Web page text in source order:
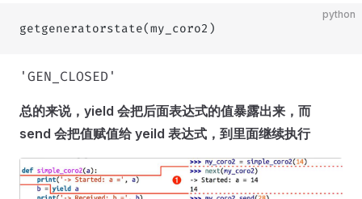
python
getgeneratorstate(my_coro2)
'GEN_CLOSED'
总的来说，yield 会把后面表达式的值暴露出来，而
send 会把值赋值给 yeild 表达式，到里面继续执行